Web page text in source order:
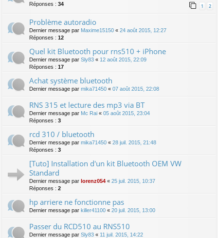
Réponses : 34 1 2
Problème autoradio
Dernier message par Maxime15150 « 24 août 2015, 12:27
Réponses : 12
Quel kit Bluetooth pour rns510 + iPhone
Dernier message par Sly83 « 12 août 2015, 22:09
Réponses : 17
Achat système bluetooth
Dernier message par mika71450 « 07 août 2015, 22:08
RNS 315 et lecture des mp3 via BT
Dernier message par Mc Rai « 05 août 2015, 23:04
Réponses : 3
rcd 310 / bluetooth
Dernier message par mika71450 « 28 juil. 2015, 21:48
Réponses : 3
[Tuto] Installation d'un kit Bluetooth OEM VW
Standard
Dernier message par lorenz054 « 25 juil. 2015, 10:37
Réponses : 2
hp arriere ne fonctionne pas
Dernier message par killer41100 « 20 juil. 2015, 13:00
Passer du RCD510 au RNS510
Dernier message par Sly83 « 11 juil. 2015, 14:22